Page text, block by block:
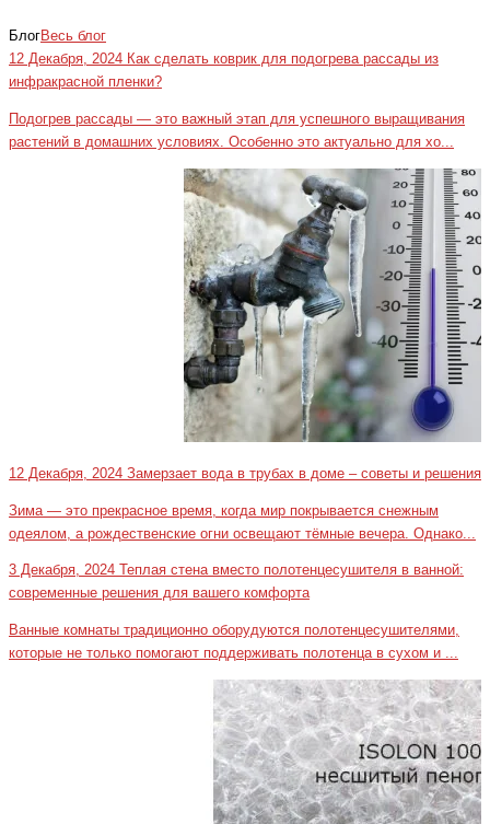
БлогВесь блог
12 Декабря, 2024 Как сделать коврик для подогрева рассады из
инфракрасной пленки?
Подогрев рассады — это важный этап для успешного выращивания
растений в домашних условиях. Особенно это актуально для хо...
12 Декабря, 2024 Замерзает вода в трубах в доме – советы и решения
Зима — это прекрасное время, когда мир покрывается снежным
одеялом, а рождественские огни освещают тёмные вечера. Однако...
3 Декабря, 2024
Теплая стена вместо полотенцесушителя в ванной:
современные решения для вашего комфорта
Ванные комнаты традиционно оборудуются полотенцесушителями,
которые не только помогают поддерживать полотенца в сухом и ...